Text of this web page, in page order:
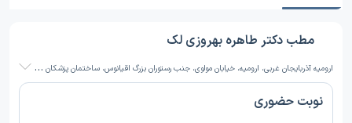
مطب دکتر طاهره بهروزی لک
ا
رومیه آذربایجان غربی، ارومیه، خیابان مولوی، جنب رستوران بزرگ اقیانوس، ساختمان پزشکان آتیه مولوی
نوبت حضوری